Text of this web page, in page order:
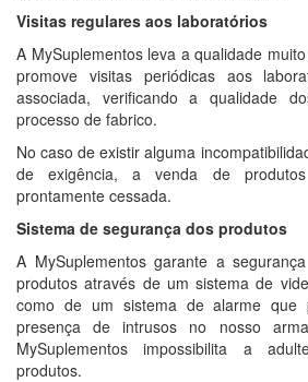
Visitas regulares aos laboratórios
A MySuplementos leva a qualidade
promove visitas periódicas aos
associada, verificando a qualidade
processo de fabrico.
No caso de existir alguma
de exigência, a venda de
prontamente cessada.
Sistema de segurança dos produtos
A MySuplementos garante a
produtos através de um sistema de
como de um sistema de alarme que
presença de intrusos no nosso
MySuplementos impossibilita a
produtos.